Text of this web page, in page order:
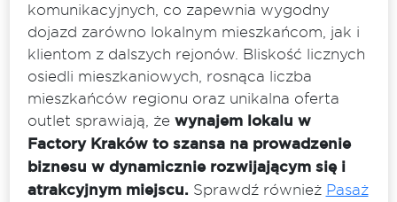
komunikacyjnych, co zapewnia wygodny
dojazd zarówno lokalnym mieszkańcom, jak i
klientom z dalszych rejonów. Bliskość licznych
osiedli mieszkaniowych, rosnąca liczba
mieszkańców regionu oraz unikalna oferta
outlet sprawiają, że wynajem lokalu w
Factory Kraków to szansa na prowadzenie
biznesu w dynamicznie rozwijającym się i
atrakcyjnym miejscu.Sprawdź również Pasaż